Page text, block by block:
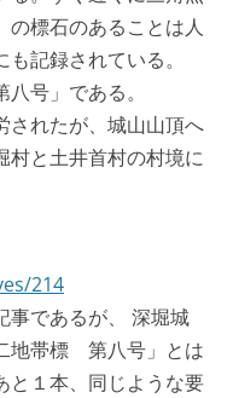
の標石のあることは人
記録されている。
号」である。
されたが、城山山頂へ
村と土井首村の村境に
214
事であるが、 深堀城
地帯標 第八号」とは
と１本、同じような要